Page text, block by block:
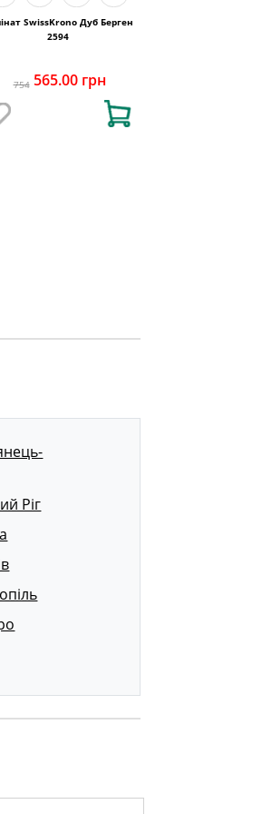
SwissKrono Дуб Берген
2594
754 565.00 грн
Ріг